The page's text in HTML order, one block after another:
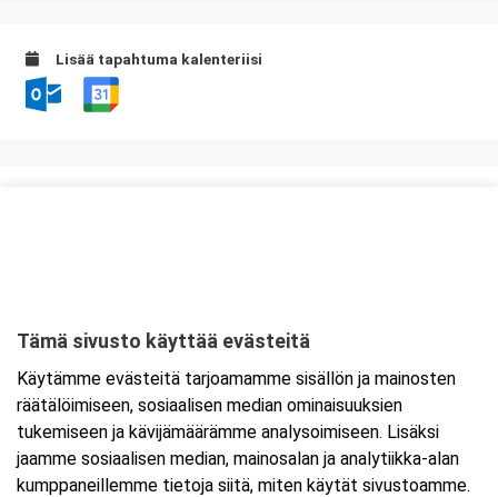
Lisää tapahtuma kalenteriisi
Tarkempi kartta ja ajo-ohjeet
Tämä sivusto käyttää evästeitä
Käytämme evästeitä tarjoamamme sisällön ja mainosten
räätälöimiseen, sosiaalisen median ominaisuuksien
tukemiseen ja kävijämäärämme analysoimiseen. Lisäksi
jaamme sosiaalisen median, mainosalan ja analytiikka-alan
kumppaneillemme tietoja siitä, miten käytät sivustoamme.